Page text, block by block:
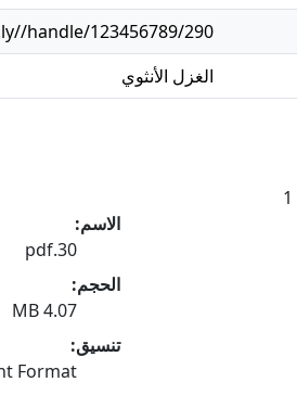
handle/123456789/290
الغزل الأنثوي
الاسم:
30.pdf
الحجم:
4.07 MB
تنسيق:
Format